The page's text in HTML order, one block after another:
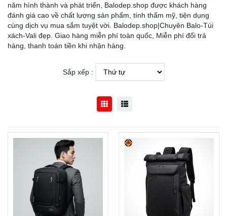
năm hình thành và phát triển, Balodep.shop được khách hàng
đánh giá cao về chất lượng sản phẩm, tính thẩm mỹ, tiện dụng
cùng dịch vụ mua sắm tuyệt vời. Balodep.shop|Chuyên Balo-Túi
xách-Vali đẹp. Giao hàng miễn phí toàn quốc, Miễn phí đổi trả
hàng, thanh toán tiền khi nhận hàng.
Sắp xếp :